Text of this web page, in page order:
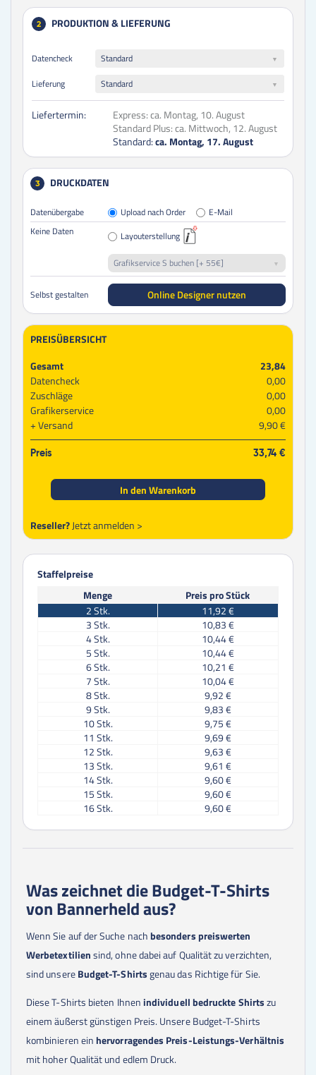
2 PRODUKTION & LIEFERUNG
Datencheck
Standard
Lieferung
Standard
Liefertermin: Express:ca. Montag, 10. August
Standard Plus:ca. Mittwoch, 12. August
Standard:ca. Montag, 17. August
3 DRUCKDATEN
Datenübergabe Upload nach Order
E-Mail
Keine Daten
Layouterstellung
Grafikservice S buchen [+ 55€]
Selbst gestalten Online Designer nutzen
PREISÜBERSICHT
Gesamt
23,84
Datencheck
0,00
Zuschläge
0,00
Grafikerservice
0,00
Versand
9,90 €
Preis 33,74 €
In den Warenkorb
Reseller?Jetzt anmelden >
Staffelpreise
Menge
Preis pro Stück
2Stk.
11,92 €
3Stk.
10,83 €
4Stk.
10,44 €
5Stk.
10,44 €
6Stk.
10,21 €
7Stk.
10,04 €
8Stk.
9,92 €
9Stk.
9,83 €
10Stk.
9,75 €
11 Stk.
9,69 €
12Stk.
9,63 €
13Stk.
9,61 €
14Stk.
9,60 €
15Stk.
9,60 €
16Stk.
9,60 €
19Stk.
9,60 €
22Stk.
9,60 €
23Stk.
25Stk.
9,60 €
30 Stk.
9,60 €
35Stk.
9,60 €
40Stk.
9,60 €
50Stk.
9,60 €
60Stk.
9,18 €
70 Stk.
9,16 €
75Stk.
9,15 €
80Stk.
Was zeichnet die Budget-T-Shirts
von Bannerheld aus?
Wenn Sie auf der Suche nachbesonders preiswerten
Werbetextiliensind, ohne dabei auf Qualität zu verzichten,
sind unsereBudget-T-Shirtsgenau das Richtige für Sie.
Diese T-Shirts bieten Ihnenindividuell bedruckte Shirtszu
einem äußerst günstigen Preis. Unsere Budget-T-Shirts
kombinieren einhervorragendes Preis-Leistungs-Verhältnis
mit hoher Qualität und edlem Druck.